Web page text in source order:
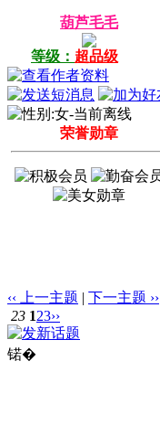
葫芦毛毛
等级： 超品级
荣誉勋章
‹‹ 上一主题 | 下一主题 ››
23 123››
锘�